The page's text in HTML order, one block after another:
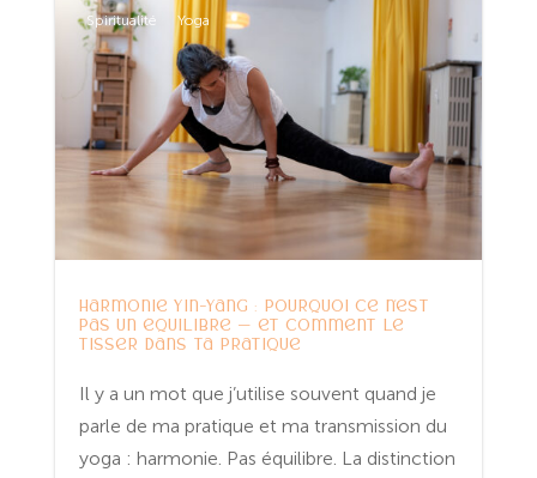
Spiritualité Yoga
Harmonie Yin-Yang : pourquoi ce n’est
pas un équilibre — et comment le
tisser dans ta pratique
Il y a un mot que j’utilise souvent quand je
parle de ma pratique et ma transmission du
yoga : harmonie. Pas équilibre. La distinction